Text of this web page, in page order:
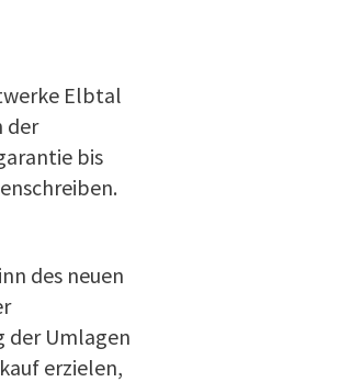
Elbtal
der
bis
des neuen
der Umlagen
erzielen,